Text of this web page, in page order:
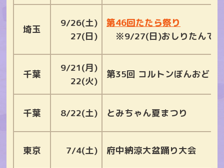
埼玉
9/26(土)
27(日)
第46回たたら祭り
※9/27(日)おしりたんて
千葉
9/21(月)
22(火)
第35回 コルトンぼんおどり
千葉 8/22(土) とみちゃん夏まつり
東京 7/4(土) 府中納涼大盆踊り大会